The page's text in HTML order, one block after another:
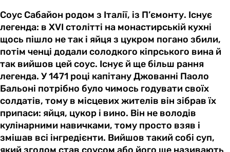
Соус Сабайон родом з Італії, із П’ємонту. Існує
легенда: в XVI столітті на монастирській кухні
щось пішло не так і яйця з цукром погано збили,
потім ченці додали солодкого кіпрського вина й
так вийшов цей соус. Існує й ще більш рання
легенда. У 1471 році капітану Джованні Паоло
Бальоні потрібно було чимось годувати своїх
солдатів, тому в місцевих жителів він зібрав їх
припаси: яйця, цукор і вино. Він не володів
кулінарними навичками, тому просто взяв і
змішав всі інгредієнти. Вийшов такий собі суп,